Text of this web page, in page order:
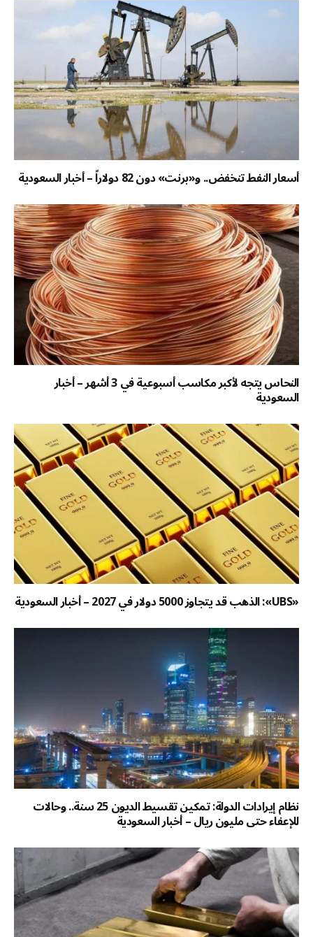
أسعار النفط تنخفض.. و«برنت» دون 82 دولاراً – أخبار السعودية
النحاس يتجه لأكبر مكاسب أسبوعية في 3 أشهر – أخبار
السعودية
«UBS»: الذهب قد يتجاوز 5000 دولار في 2027 – أخبار السعودية
نظام إيرادات الدولة: تمكين تقسيط الديون 25 سنة.. وحالات
للإعفاء حتى مليون ريال – أخبار السعودية